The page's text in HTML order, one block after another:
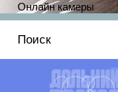
Онлайн камеры
Положение о выдаче
разрешений 2025